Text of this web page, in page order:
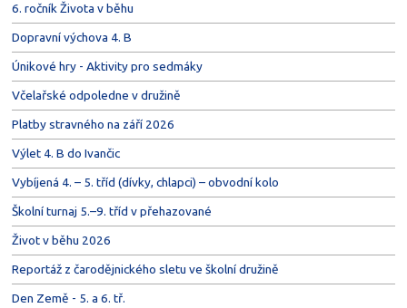
6. ročník Života v běhu
Dopravní výchova 4. B
Únikové hry - Aktivity pro sedmáky
Včelařské odpoledne v družině
Platby stravného na září 2026
Výlet 4. B do Ivančic
Vybíjená 4. – 5. tříd (dívky, chlapci) – obvodní kolo
Školní turnaj 5.–9. tříd v přehazované
Život v běhu 2026
Reportáž z čarodějnického sletu ve školní družině
Den Země - 5. a 6. tř.